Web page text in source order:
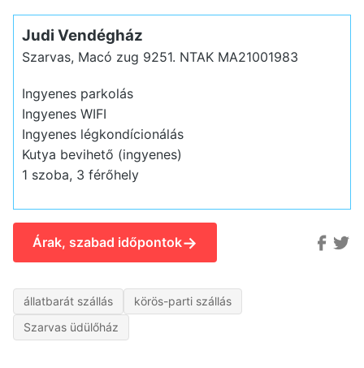
Judi Vendégház
Szarvas, Macó zug 9251. NTAK MA21001983
Ingyenes parkolás
Ingyenes WIFI
Ingyenes légkondícionálás
Kutya bevihető (ingyenes)
1 szoba, 3 férőhely
Árak, szabad időpontok→
állatbarát szállás
körös-parti szállás
Szarvas üdülőház